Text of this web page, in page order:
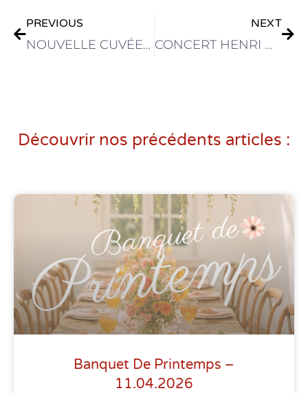
PREVIOUS
NOUVELLE CUVÉE : LES TRÉSORS DE VÉNUS
NEXT
CONCERT HENRI DELUY & SWALLOW – SAMEDI 20 OCTOBRE 2018
Découvrir nos précédents articles :
Banquet De Printemps –
11.04.2026